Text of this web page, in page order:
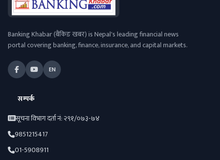
Banking Khabar (बैंकिङ खबर) is Nepal's leading financial news
portal covering banking, finance, insurance, and capital markets.
EN
सम्पर्क
सूचना विभाग दर्ता नं: २९१/०७३-७४
9851215417
01-5908911